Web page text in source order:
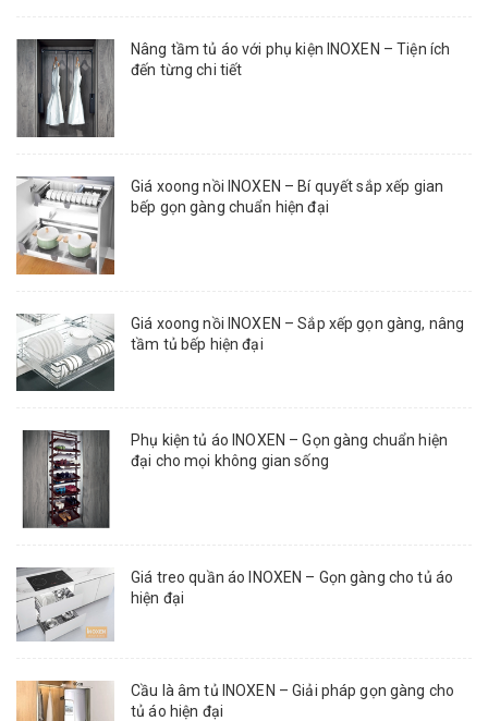
Nâng tầm tủ áo với phụ kiện INOXEN – Tiện ích
đến từng chi tiết
Giá xoong nồi INOXEN – Bí quyết sắp xếp gian
bếp gọn gàng chuẩn hiện đại
Giá xoong nồi INOXEN – Sắp xếp gọn gàng, nâng
tầm tủ bếp hiện đại
Phụ kiện tủ áo INOXEN – Gọn gàng chuẩn hiện
đại cho mọi không gian sống
Giá treo quần áo INOXEN – Gọn gàng cho tủ áo
hiện đại
Cầu là âm tủ INOXEN – Giải pháp gọn gàng cho
tủ áo hiện đại